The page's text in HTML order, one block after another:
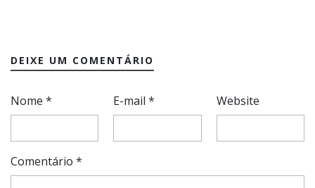
DEIXE UM COMENTÁRIO
Nome * E-mail* Website
Comentário *